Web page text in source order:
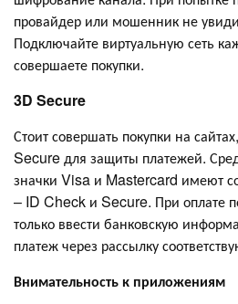
провайдер или мошенник не
Подключайте виртуальную сеть
совершаете покупки.
3D Secure
Стоит совершать покупки на
Secure для защиты платежей.
значки Visa и Mastercard имеют
– ID Check и Secure. При оплате
только ввести банковскую
платеж через рассылку
Внимательность к приложениям